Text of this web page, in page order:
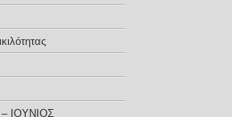
– ΙΟΥΝΙΟΣ